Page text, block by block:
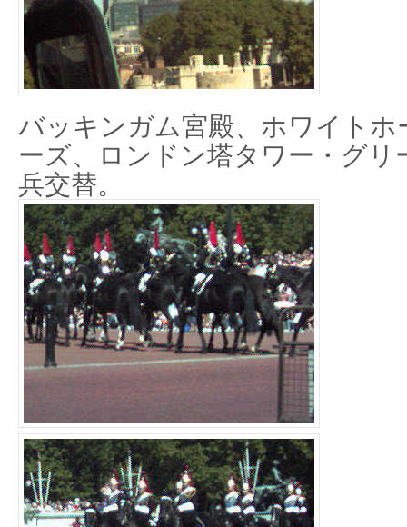
バッキンガム宮殿、ホワイトホ
ーズ、ロンドン塔タワー・グリ
兵交替。